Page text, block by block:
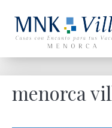
menorca